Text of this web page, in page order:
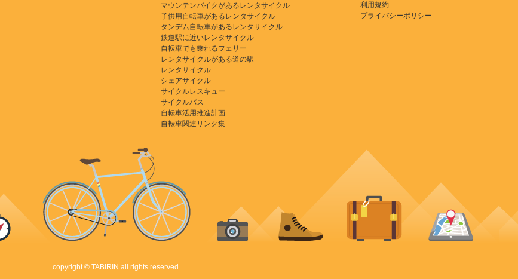
マウンテンバイクがあるレンタサイクル
子供用自転車があるレンタサイクル
タンデム自転車があるレンタサイクル
鉄道駅に近いレンタサイクル
自転車でも乗れるフェリー
レンタサイクルがある道の駅
レンタサイクル
シェアサイクル
サイクルレスキュー
サイクルバス
自転車活用推進計画
自転車関連リンク集
利用規約
プライバシーポリシー
copyright © TABIRIN all rights reserved.